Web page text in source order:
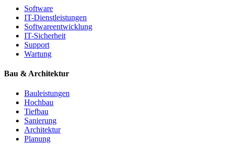
Software
IT-Dienstleistungen
Softwareentwicklung
IT-Sicherheit
Support
Wartung
Bau & Architektur
Bauleistungen
Hochbau
Tiefbau
Sanierung
Architektur
Planung